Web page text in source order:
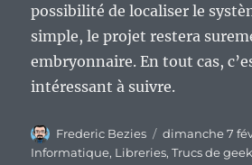
possibilité de localiser le
simple, le projet restera
embryonnaire. En tout cas,
intéressant à suivre.
Auteur
Frederic Bezies
Publié
le
dimanche 7
Informatique, Libreries,Trucs de geek